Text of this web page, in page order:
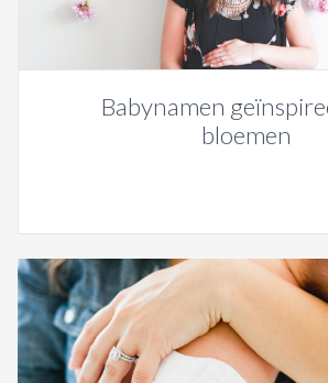
Babynamen
bloemen